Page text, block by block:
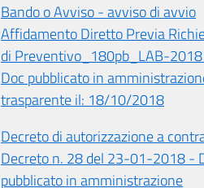
Bando o Avviso - avviso di avvio
Affidamento Diretto Previa
di Preventivo_180pb_LAB-
Doc pubblicato in
trasparente il: 18/10/2018
Decreto di autorizzazione a
Decreto n. 28 del 23-01-2018 -
pubblicato in amministrazione